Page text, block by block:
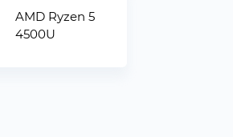
AMD Ryzen 5
4500U